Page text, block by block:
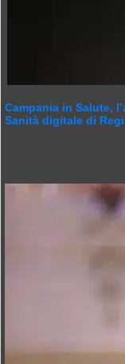
Campania in Salute,
Sanità digitale di